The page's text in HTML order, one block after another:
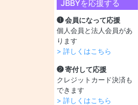
JBBYを応援する
❶ 会員になって応援
個人会員と法人会員があ
ります
> 詳しくはこちら
❷ 寄付して応援
クレジットカード決済も
できます
> 詳しくはこちら